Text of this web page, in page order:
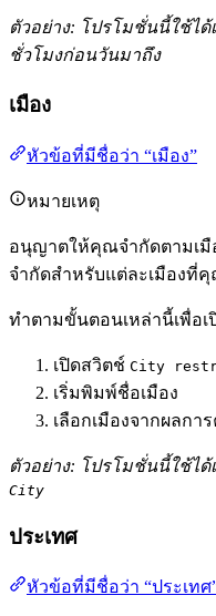
ตัวอย่าง: โปรโมชั่นนี้ใช้ไ
ชั่วโมงก่อนวันมาถึง
เมือง
หัวข้อที่มีชื่อว่า “เมือง”
หมายเหตุ
อนุญาตให้คุณจำกัดตามเมื
จำกัดสำหรับแต่ละเมืองที่
ทำตามขั้นตอนเหล่านี้เพื่อเ
เปิดสวิตช์ City
เริ่มพิมพ์ชื่อเมือง
เลือกเมืองจากผลกา
ตัวอย่าง: โปรโมชั่นนี้ใช้ไ
City
ประเทศ
หัวข้อที่มีชื่อว่า “ประเทศ